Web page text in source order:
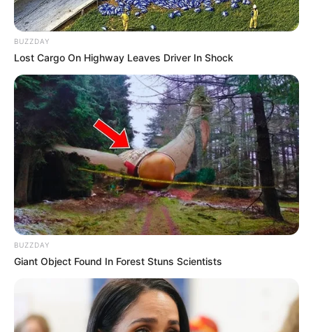
BUZZDAY
Lost Cargo On Highway Leaves Driver In Shock
BUZZDAY
Giant Object Found In Forest Stuns Scientists